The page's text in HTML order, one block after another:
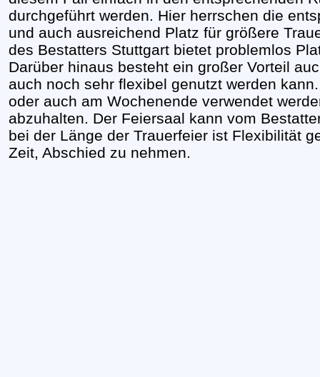
durchgeführt werden. Hier herrschen die
und auch ausreichend Platz für größere
des Bestatters Stuttgart bietet problemlos
Darüber hinaus besteht ein großer Vorteil
auch noch sehr flexibel genutzt werden
oder auch am Wochenende verwendet
abzuhalten. Der Feiersaal kann vom
bei der Länge der Trauerfeier ist Flexibilität
Zeit, Abschied zu nehmen.